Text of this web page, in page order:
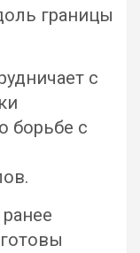
границы
с
борьбе с